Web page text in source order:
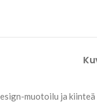
muotoilu ja